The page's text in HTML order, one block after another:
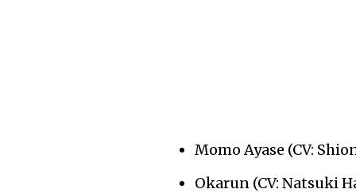
Momo Ayase (CV:
Okarun (CV: Natsuki